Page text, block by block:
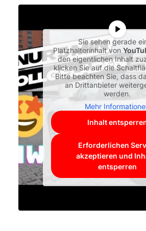
Sie sehen gerade
Platzhalterinhalt von
den eigentlichen Inhalt
klicken Sie auf die
Bitte beachten Sie, dass
an Drittanbieter
werden.
Mehr
Inhalt
Erforderlichen
akzeptieren und
entsperren